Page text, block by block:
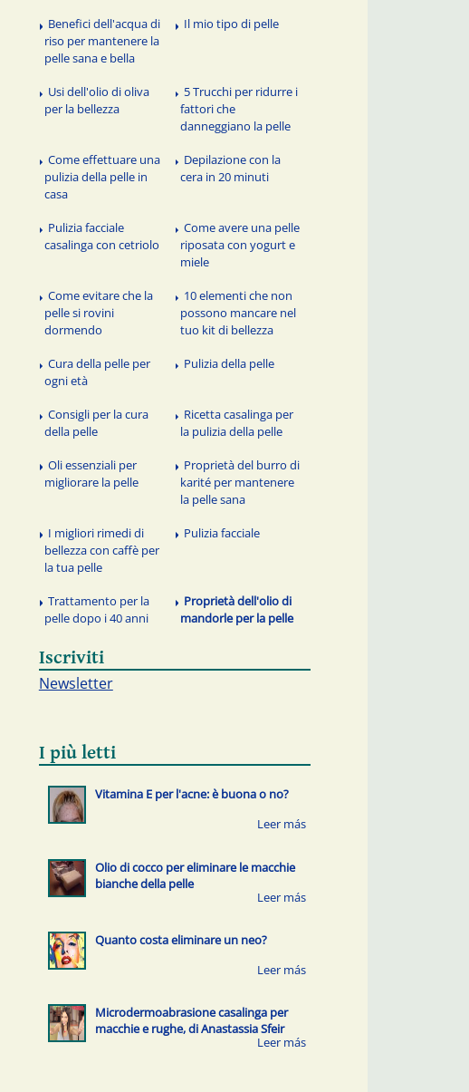
Benefici dell'acqua di
riso per mantenere la
pelle sana e bella
Il mio tipo di pelle
Usi dell'olio di oliva
per la bellezza
5 Trucchi per ridurre i
fattori che
danneggiano la pelle
Come effettuare una
pulizia della pelle in
casa
Depilazione con la
cera in 20 minuti
Pulizia facciale
casalinga con cetriolo
Come avere una pelle
riposata con yogurt e
miele
Come evitare che la
pelle si rovini
dormendo
10 elementi che non
possono mancare nel
tuo kit di bellezza
Cura della pelle per
ogni età
Pulizia della pelle
Consigli per la cura
della pelle
Ricetta casalinga per
la pulizia della pelle
Oli essenziali per
migliorare la pelle
Proprietà del burro di
karité per mantenere
la pelle sana
I migliori rimedi di
bellezza con caffè per
la tua pelle
Pulizia facciale
Trattamento per la
pelle dopo i 40 anni
Proprietà dell'olio di
mandorle per la pelle
Iscriviti
Newsletter
I più letti
Vitamina E per l'acne: è buona o no?
Olio di cocco per eliminare le macchie
bianche della pelle
Quanto costa eliminare un neo?
Microdermoabrasione casalinga per
macchie e rughe, di Anastassia Sfeir